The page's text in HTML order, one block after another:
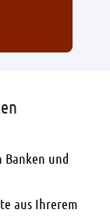
Banken und
aus Ihrerem